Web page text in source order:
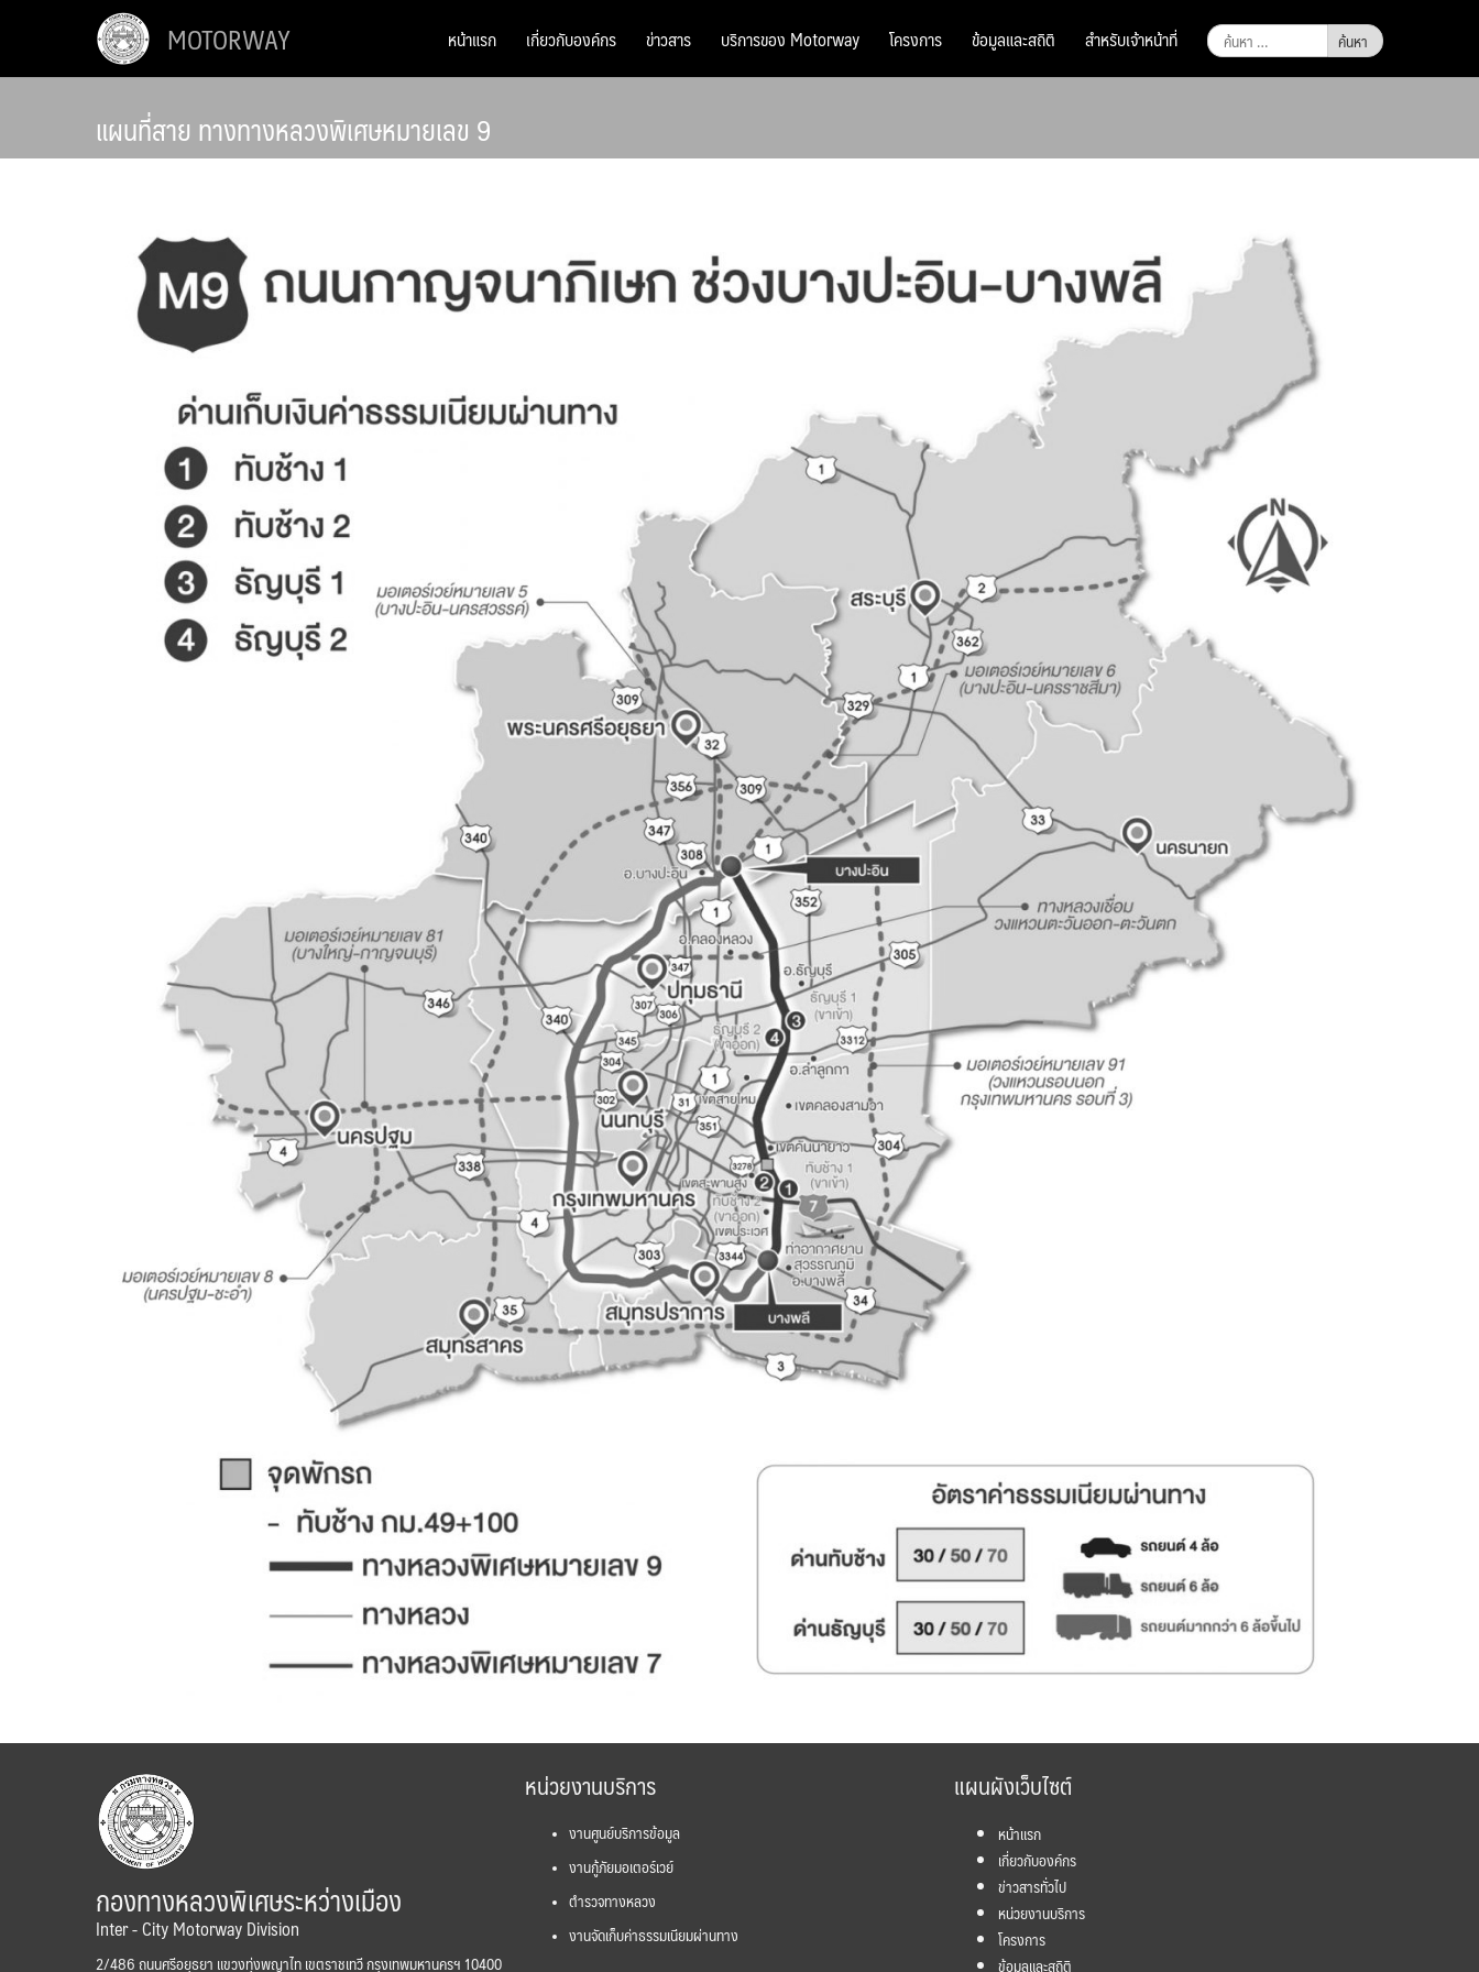
MOTORWAY
ค้นหา
สำหรับ:
หน้าแรก เกี่ยวกับองค์กร ข่าวสาร บริการของ Motorway โครงการ ข้อมูลและสถิติ สำหรับเจ้าหน้าที่
แผนที่สาย ทางทางหลวงพิเศษหมายเลข 9
กองทางหลวงพิเศษระหว่างเมือง
Inter - City Motorway Division
2/486 ถนนศรีอยุธยา แขวงทุ่งพญาไท เขตราชเทวี กรุงเทพมหานครฯ 10400
หน่วยงานบริการ
งานศูนย์บริการข้อมูล
งานกู้ภัยมอเตอร์เวย์
ตำรวจทางหลวง
งานจัดเก็บค่าธรรมเนียมผ่านทาง
แผนผังเว็บไซต์
หน้าแรก
เกี่ยวกับองค์กร
ข่าวสารทั่วไป
หน่วยงานบริการ
โครงการ
ข้อมูลและสถิติ